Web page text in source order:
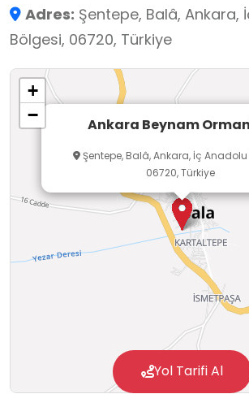
Adres: Şentepe, Balâ, Ankara,
Bölgesi, 06720, Türkiye
Ankara Beynam
Şentepe, Balâ, Ankara, İç
06720, Türkiye
+
−
Yol Tarifi Al